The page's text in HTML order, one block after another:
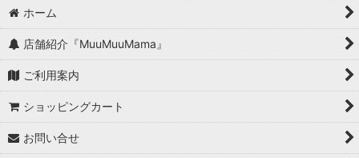
ホーム
店舗紹介『MuuMuuMama』
ご利用案内
ショッピングカート
お問い合せ